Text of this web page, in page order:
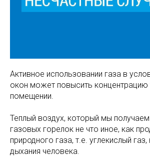
Активное использовании газа в
окон может повысить концентрацию
помещении.
Теплый воздух, который мы
газовых горелок не что иное, как
природного газа, т.е. углекислый
дыхания человека.